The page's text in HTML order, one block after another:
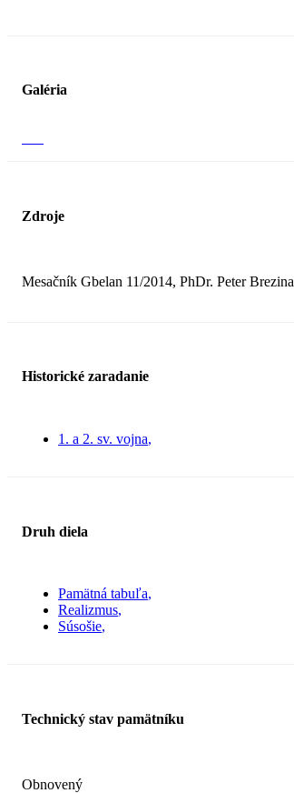
Galéria
Zdroje
Mesačník Gbelan 11/2014, PhDr. Peter Brezina
Historické zaradanie
1. a 2. sv. vojna
Druh diela
Pamätná tabuľa
Realizmus
Súsošie
Technický stav pamätníku
Obnovený